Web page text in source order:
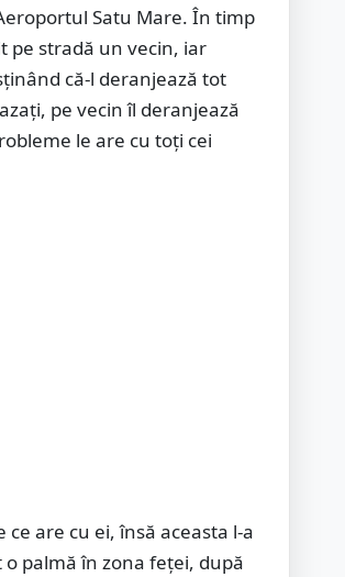
Satu Mare. În timp
pe stradă un vecin, iar
că-l deranjează tot
pe vecin îl deranjează
le are cu toţi cei
are cu ei, însă aceasta l-a
palmă în zona feţei, după